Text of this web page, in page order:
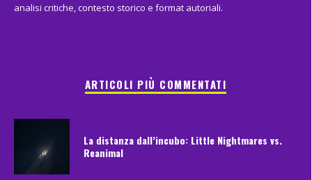
analisi critiche, contesto storico e format autoriali.
ARTICOLI PIÙ COMMENTATI
La distanza dall’incubo: Little Nightmares vs.
Reanimal